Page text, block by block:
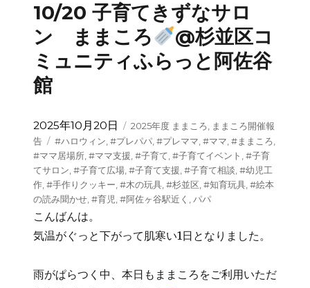
10/20 子育てきずなサロ
ン ままころ
@杉並区コ
ミュニティふらっと阿佐谷
館
投
稿
日:
2025年10月20日
カ
テ
ゴ
リ
ー
2025年度 ままころ, ままころ開催報
告
タ
グ
#ハロウィン,#プレパパ,#プレママ,#ママ,#ままころ,
#ママ居場所,#ママ支援,#子育て,#子育てイベント ,#子育
てサロン,#子育て広場,#子育て支援,#子育て相談,#幼児工
作,#手作りクッキー,#木の玩具,#杉並区,#知育玩具,#絵本
の読み聞かせ,#育児,#阿佐ヶ谷駅近く ,パパ
こんばんは。
気温がぐっと下がって肌寒い1日となりました。
雨がぱらつく中、本日もままころをご利用いただ